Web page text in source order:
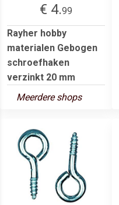
€ 4.99
Rayher hobby
materialen Gebogen
schroefhaken
verzinkt 20 mm
Meerdere shops